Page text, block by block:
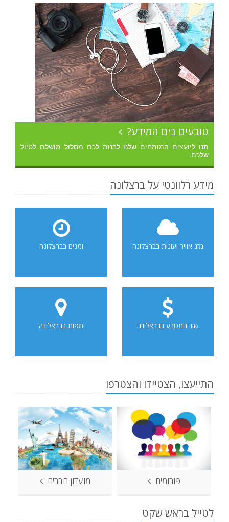
טובעים בים המידע?
תנו ליועצים המומחים שלנו לבנות לכם מסלול מושלם לטיול
שלכם.
מידע רלוונטי על ברצלונה
מזג אוויר ועונות בברצלונה זמנים בברצלונה
שווי המטבע בברצלונה מפות בברצלונה
התייעצו, הצטיידו והצטרפו
פורומים מועדון חברים
לטייל בראש שקט